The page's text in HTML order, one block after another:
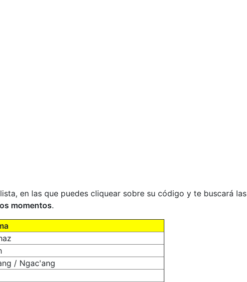
en las que puedes cliquear sobre su código y te buscará las
momentos.
/ Ngac'ang